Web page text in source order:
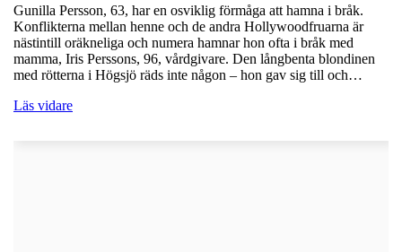
Gunilla Persson, 63, har en osviklig förmåga att hamna i bråk.
Konflikterna mellan henne och de andra Hollywoodfruarna är
nästintill oräkneliga och numera hamnar hon ofta i bråk med
mamma, Iris Perssons, 96, vårdgivare. Den långbenta blondinen
med rötterna i Högsjö räds inte någon – hon gav sig till och…
Läs vidare